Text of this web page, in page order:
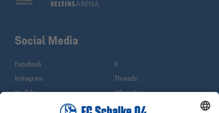
Social Media
Facebook
X
Instagram
Threads
YouTube
WhatsApp
Sina Weibo